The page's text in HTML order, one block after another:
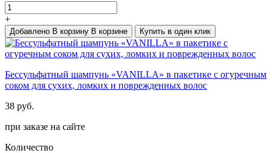
+
Добавлено В корзину В корзине Купить в один клик
Бессульфатный шампунь «VANILLA» в пакетике с огуречным
соком для сухих, ломких и поврежденных волос
38 руб.
при заказе на сайте
Количество